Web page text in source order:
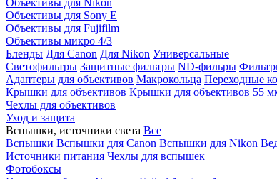
Объективы для Nikon
Объективы для Sony E
Объективы для Fujifilm
Объективы микро 4/3
Бленды Для Canon Для Nikon Универсальные
Светофильтры Защитные фильтры ND-фильры
Адаптеры для объективов Макрокольца Переходные
Крышки для объективов Крышки для объективов 55
Чехлы для объективов
Уход и защита
Вспышки, источники света Все
Вспышки Вспышки для Canon Вспышки для Nikon
Источники питания Чехлы для вспышек
Фотобоксы